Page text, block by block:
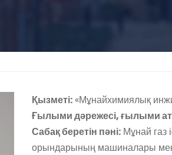
Қызметі: «Мұнайхимиялық
Ғылыми дәрежесі, ғылыми
Сабақ беретін пәні: Мұнай газ
орындарының машиналары